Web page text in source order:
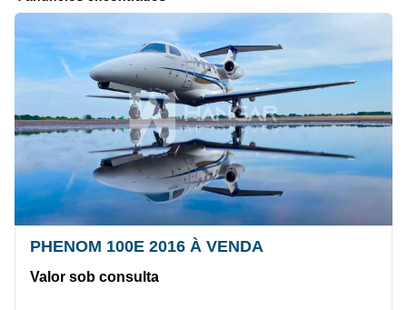
PHENOM 100E 2016 À VENDA
Valor sob consulta